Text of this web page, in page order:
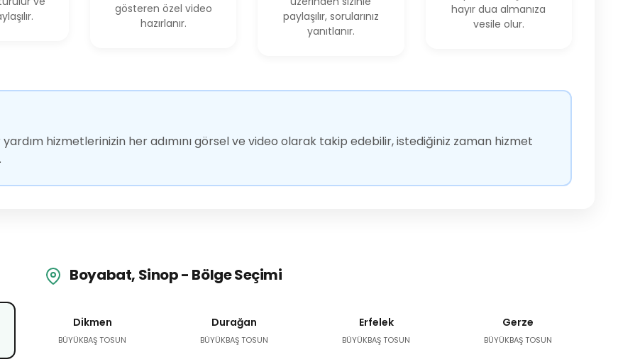
gösteren özel video
hazırlanır.
paylaşılır, sorularınız
yanıtlanır.
hayır dua almanıza
vesile olur.
hizmetlerinizin her adımını görsel ve video olarak takip edebilir, istediğiniz zaman hizmet
Boyabat, Sinop - Bölge Seçimi
Dikmen
BÜYÜKBAŞ TOSUN
Durağan
BÜYÜKBAŞ TOSUN
Erfelek
BÜYÜKBAŞ TOSUN
Gerze
BÜYÜKBAŞ TOSUN